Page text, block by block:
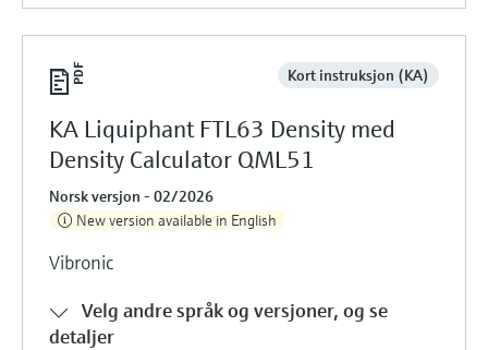
Kort instruksjon (KA)
KA Liquiphant FTL63 Density med
Density Calculator QML51
Norsk versjon - 02/2026
New version available in English
Vibronic
Velg andre språk og versjoner, og se
detaljer